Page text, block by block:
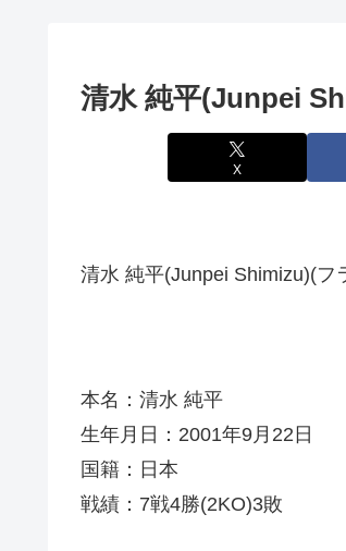
清水 純平(Junpei
X
清水 純平(Junpei Shimizu)(フ
本名：清水 純平
生年月日：2001年9月22日
国籍：日本
戦績：7戦4勝(2KO)3敗